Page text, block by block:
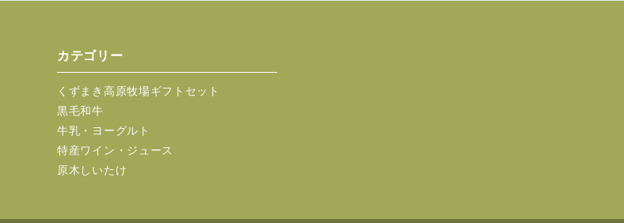
カテゴリー
くずまき高原牧場ギフトセット
黒毛和牛
牛乳・ヨーグルト
特産ワイン・ジュース
原木しいたけ